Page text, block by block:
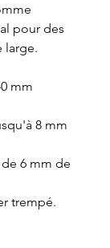
pour des
large.
mm
8 mm
6 mm de
trempé.